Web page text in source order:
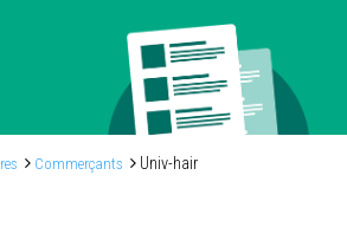
Commerçants Univ-hair